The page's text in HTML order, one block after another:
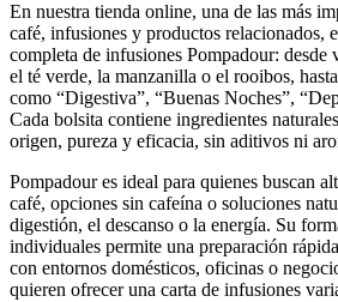
En nuestra tienda online, una de las más
café, infusiones y productos relacionados,
completa de infusiones Pompadour: desde
el té verde, la manzanilla o el rooibos,
como “Digestiva”, “Buenas Noches”,
Cada bolsita contiene ingredientes
origen, pureza y eficacia, sin aditivos ni
Pompadour es ideal para quienes buscan
café, opciones sin cafeína o soluciones
digestión, el descanso o la energía. Su
individuales permite una preparación
con entornos domésticos, oficinas o
quieren ofrecer una carta de infusiones